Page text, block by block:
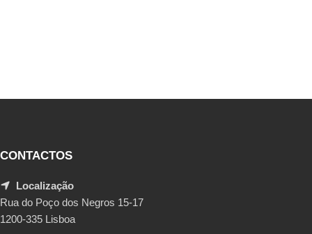
CONTACTOS
Localização
Rua do Poço dos Negros 15-17
1200-335 Lisboa